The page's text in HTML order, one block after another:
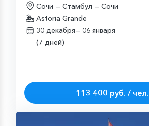
Сочи — Стамбул — Сочи
Astoria Grande
30 декабря— 06 января
(7 дней)
113 400 руб. / чел.